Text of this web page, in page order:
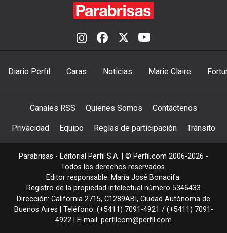
Diario Perfil Caras Noticias Marie Claire
Canales RSS Quienes Somos Contáctenos
Privacidad Equipo Reglas de participación Tránsito
Parabrisas - Editorial Perfil S.A. | © Perfil.com 2006-2026 -
Todos los derechos reservados.
Editor responsable: María José Bonacifa.
Registro de la propiedad intelectual número 5346433
Dirección: California 2715, C1289ABI , Ciudad Autónoma de
Buenos Aires | Teléfono: (+5411) 7091-4921 / (+5411) 7091-
4922 | E-mail: perfilcom@perfil.com